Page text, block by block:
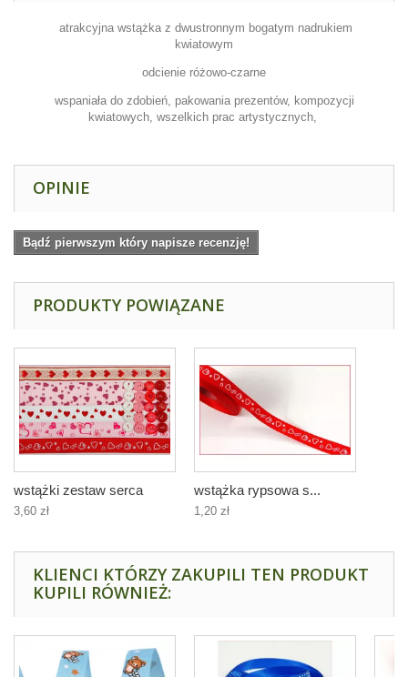
atrakcyjna wstążka z dwustronnym bogatym nadrukiem
kwiatowym
odcienie różowo-czarne
wspaniała do zdobień, pakowania prezentów, kompozycji
kwiatowych, wszelkich prac artystycznych,
OPINIE
Bądź pierwszym który napisze recenzję!
PRODUKTY POWIĄZANE
wstążki zestaw serca
3,60 zł
wstążka rypsowa s...
1,20 zł
KLIENCI KTÓRZY ZAKUPILI TEN PRODUKT
KUPILI RÓWNIEŻ: